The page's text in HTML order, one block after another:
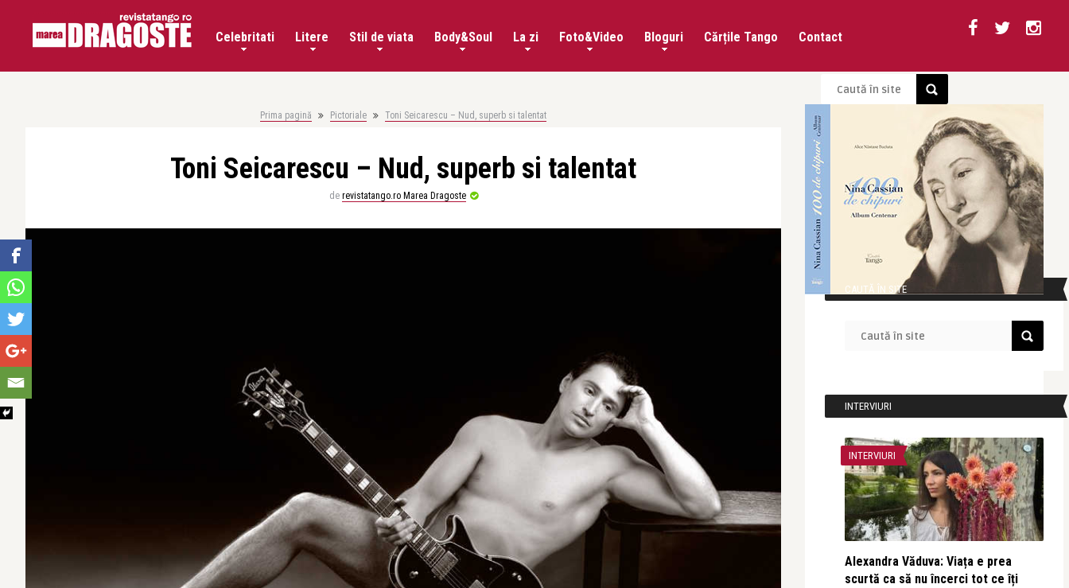
Celebritati Litere Stil de viata Body&Soul La zi Foto&Video Bloguri Cărțile Tango Contact
Prima pagină Pictoriale Toni Seicarescu – Nud, superb si talentat
Toni Seicarescu – Nud, superb si talentat
de revistatango.ro Marea Dragoste
CAUTĂ ÎN SITE
INTERVIURI
INTERVIURI
Alexandra Văduva: Viața e prea
scurtă ca să nu încerci tot ce îți